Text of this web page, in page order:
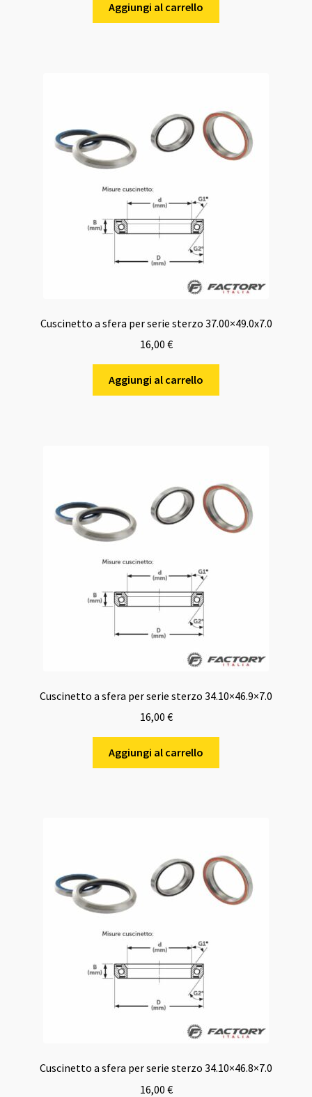
Aggiungi al carrello
Cuscinetto a sfera per serie sterzo 37.00×49.0x7.0
16,00 €
Aggiungi al carrello
Cuscinetto a sfera per serie sterzo 34.10×46.9×7.0
16,00 €
Aggiungi al carrello
Cuscinetto a sfera per serie sterzo 34.10×46.8×7.0
16,00 €